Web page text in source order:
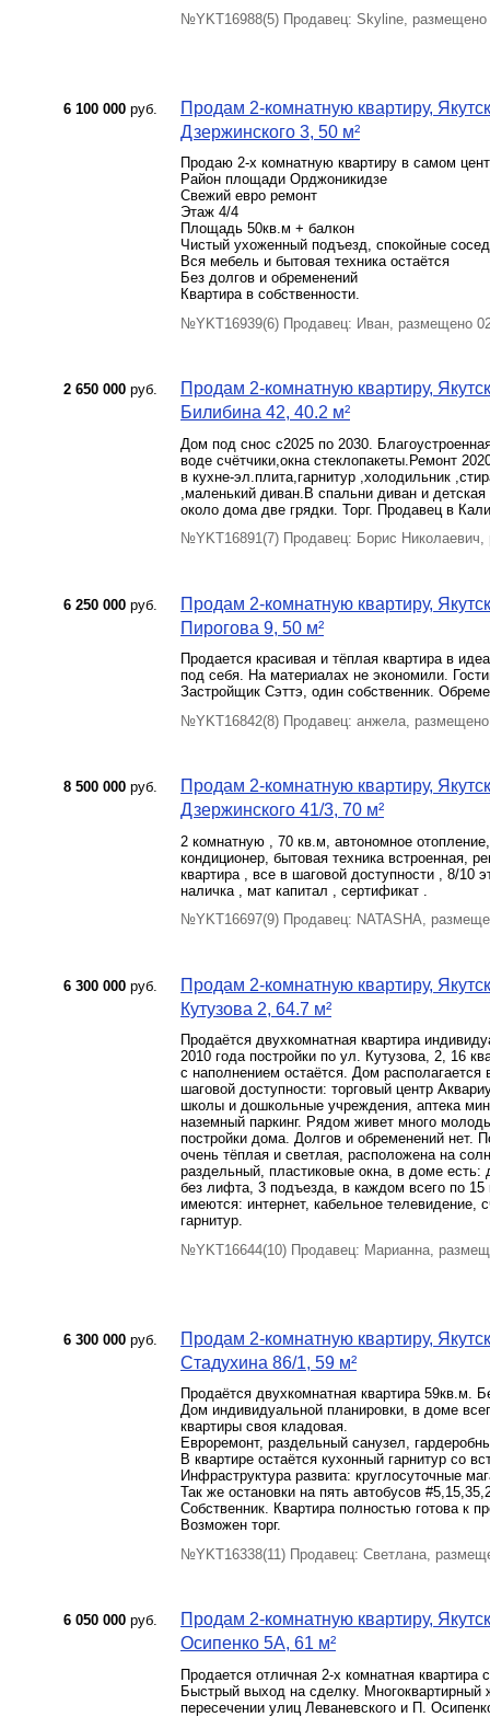
№YKT16988(5) Продавец: Skyline,
6 100 000 руб.
Продам 2-комнатную квартиру,
Дзержинского 3, 50 м²
Продаю 2-х комнатную квартиру в самом
Район площади Орджоникидзе
Свежий евро ремонт
Этаж 4/4
Площадь 50кв.м + балкон
Чистый ухоженный подъезд, спокойные
Вся мебель и бытовая техника остаётся
Без долгов и обременений
Квартира в собственности.
№YKT16939(6) Продавец: Иван, размещено
2 650 000 руб.
Продам 2-комнатную квартиру,
Билибина 42, 40.2 м²
Дом под снос с2025 по 2030.
воде счётчики,окна стеклопакеты.Ремонт
в кухне-эл.плита,гарнитур ,холодильник
,маленький диван.В спальни диван и
около дома две грядки. Торг. Продавец в
№YKT16891(7) Продавец: Борис
6 250 000 руб.
Продам 2-комнатную квартиру,
Пирогова 9, 50 м²
Продается красивая и тёплая квартира в
под себя. На материалах не экономили.
Застройщик Сэттэ, один собственник.
№YKT16842(8) Продавец: анжела,
8 500 000 руб.
Продам 2-комнатную квартиру,
Дзержинского 41/3, 70 м²
2 комнатную , 70 кв.м, автономное
кондиционер, бытовая техника встроенная,
квартира , все в шаговой доступности , 8/
наличка , мат капитал , сертификат .
№YKT16697(9) Продавец: NATASHA,
6 300 000 руб.
Продам 2-комнатную квартиру,
Кутузова 2, 64.7 м²
Продаётся двухкомнатная квартира
2010 года постройки по ул. Кутузова, 2, 16
с наполнением остаётся. Дом
шаговой доступности: торговый центр
школы и дошкольные учреждения, аптека
наземный паркинг. Рядом живет много
постройки дома. Долгов и обременений нет.
очень тёплая и светлая, расположена на
раздельный, пластиковые окна, в доме есть:
без лифта, 3 подъезда, в каждом всего по
имеются: интернет, кабельное
гарнитур.
№YKT16644(10) Продавец: Марианна,
6 300 000 руб.
Продам 2-комнатную квартиру,
Стадухина 86/1, 59 м²
Продаётся двухкомнатная квартира 59кв.м.
Дом индивидуальной планировки, в доме
квартиры своя кладовая.
Евроремонт, раздельный санузел,
В квартире остаётся кухонный гарнитур со
Инфраструктура развита: круглосуточные
Так же остановки на пять автобусов
Собственник. Квартира полностью готова к
Возможен торг.
№YKT16338(11) Продавец: Светлана,
6 050 000 руб.
Продам 2-комнатную квартиру,
Осипенко 5А, 61 м²
Продается отличная 2-х комнатная
Быстрый выход на сделку. Многоквартирный
пересечении улиц Леваневского и П.